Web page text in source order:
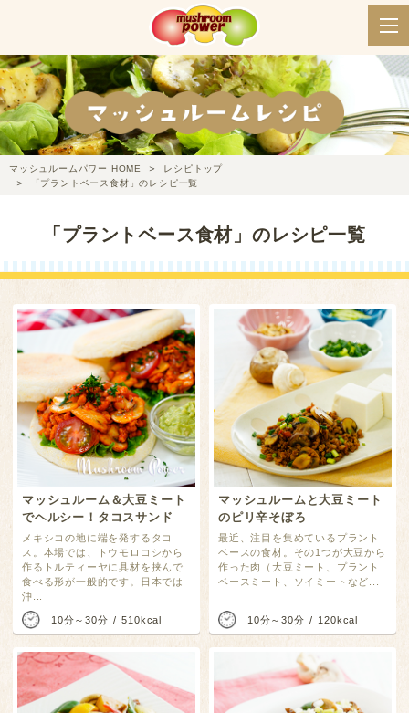
マッシュルームパワー HOME
レシピトップ
「プラントベース食材」のレシピ一覧
「プラントベース食材」のレシピ一覧
マッシュルーム＆大豆ミート
でヘルシー！タコスサンド
メキシコの地に端を発するタコ
ス。本場では、トウモロコシから
作るトルティーヤに具材を挟んで
食べる形が一般的です。日本では
沖...
10分～30分 510kcal
マッシュルームと大豆ミート
のピリ辛そぼろ
最近、注目を集めているプラント
ベースの食材。その1つが大豆から
作った肉（大豆ミート、プラント
ベースミート、ソイミートなど...
10分～30分 120kcal